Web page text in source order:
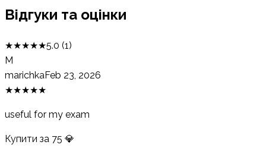
Відгуки та оцінки
★★★★★5.0 (1)
M
marichkaFeb 23, 2026
★★★★★
useful for my exam
Купити за 75 💎